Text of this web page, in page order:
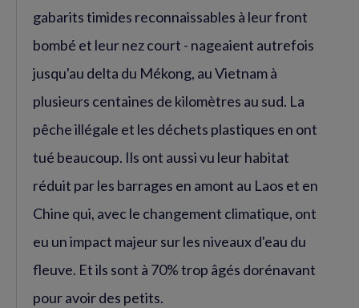
gabarits timides reconnaissables à leur front
bombé et leur nez court - nageaient autrefois
jusqu'au delta du Mékong, au Vietnam à
plusieurs centaines de kilomètres au sud. La
pêche illégale et les déchets plastiques en ont
tué beaucoup. Ils ont aussi vu leur habitat
réduit par les barrages en amont au Laos et en
Chine qui, avec le changement climatique, ont
eu un impact majeur sur les niveaux d'eau du
fleuve. Et ils sont à 70% trop âgés dorénavant
pour avoir des petits.